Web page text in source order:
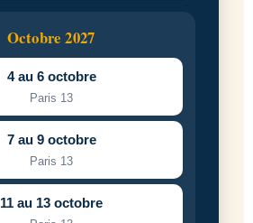
Octobre 2027
4 au 6 octobre
Paris 13
7 au 9 octobre
Paris 13
11 au 13 octobre